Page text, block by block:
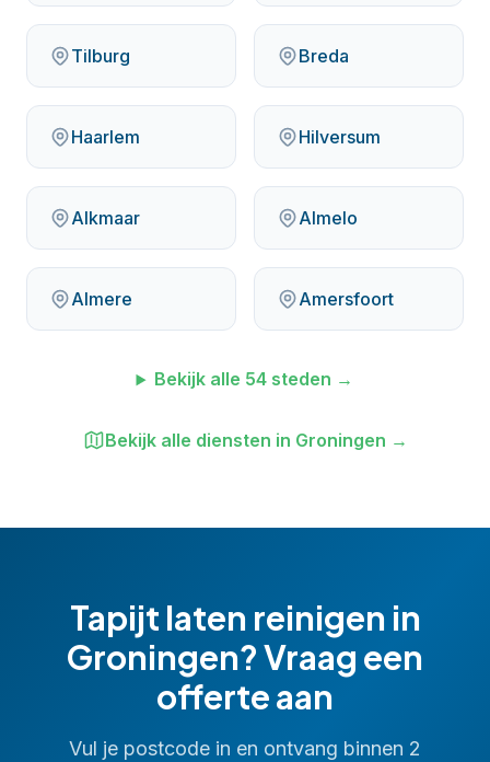
Tilburg Breda
Haarlem Hilversum
Alkmaar Almelo
Almere Amersfoort
Bekijk alle 54 steden →
Bekijk alle diensten in Groningen →
Tapijt laten reinigen in
Groningen? Vraag een
offerte aan
Vul je postcode in en ontvang binnen 2